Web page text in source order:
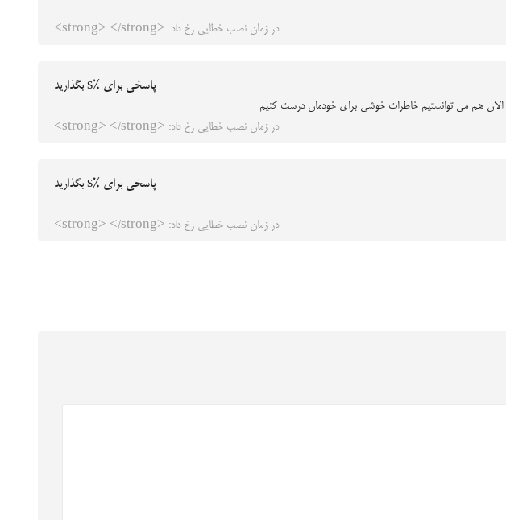
در زمان نصب خطایی رخ داد: <strong> </strong>
پاسخی برای %s بگذارید
هم می توانستیم خاطرات خوشی برای خودمان درست کنیم
در زمان نصب خطایی رخ داد: <strong> </strong>
پاسخی برای %s بگذارید
در زمان نصب خطایی رخ داد: <strong> </strong>